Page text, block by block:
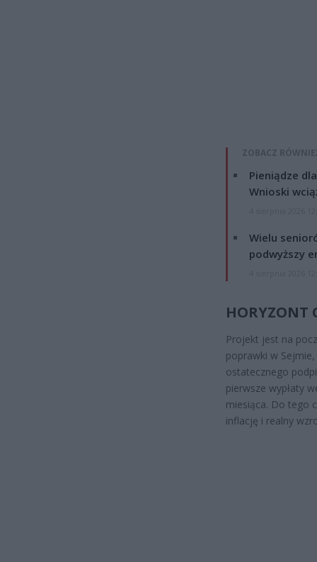
ZOBACZ
Pieniądze
Wnioski
Wielu
podwyższy
HORYZONT
Projekt jest na
poprawki w
ostatecznego
pierwsze wypłaty
miesiąca. Do tego
inflację i realny